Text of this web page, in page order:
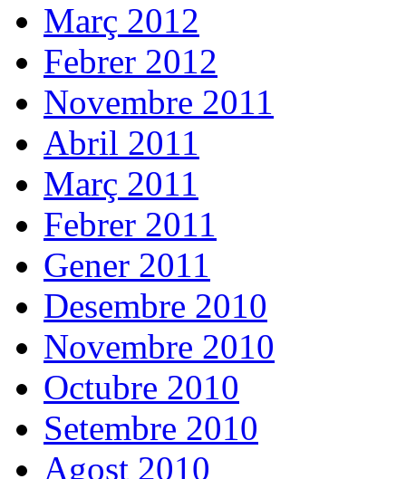
Març 2012
Febrer 2012
Novembre 2011
Abril 2011
Març 2011
Febrer 2011
Gener 2011
Desembre 2010
Novembre 2010
Octubre 2010
Setembre 2010
Agost 2010